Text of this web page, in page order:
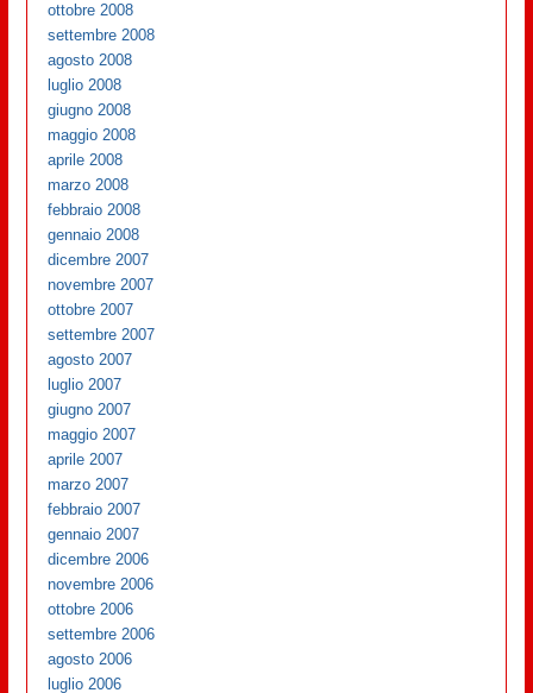
ottobre 2008
settembre 2008
agosto 2008
luglio 2008
giugno 2008
maggio 2008
aprile 2008
marzo 2008
febbraio 2008
gennaio 2008
dicembre 2007
novembre 2007
ottobre 2007
settembre 2007
agosto 2007
luglio 2007
giugno 2007
maggio 2007
aprile 2007
marzo 2007
febbraio 2007
gennaio 2007
dicembre 2006
novembre 2006
ottobre 2006
settembre 2006
agosto 2006
luglio 2006